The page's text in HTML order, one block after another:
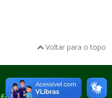
Voltar para o topo